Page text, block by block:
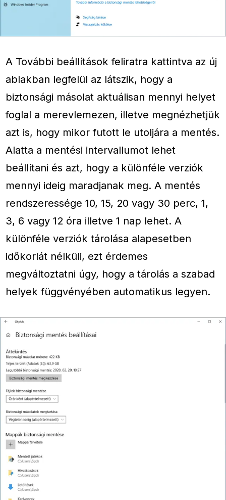
A További beállítások feliratra kattintva az új
ablakban legfelül az látszik, hogy a
biztonsági másolat aktuálisan mennyi helyet
foglal a merevlemezen, illetve megnézhetjük
azt is, hogy mikor futott le utoljára a mentés.
Alatta a mentési intervallumot lehet
beállítani és azt, hogy a különféle verziók
mennyi ideig maradjanak meg. A mentés
rendszeressége 10, 15, 20 vagy 30 perc, 1,
3, 6 vagy 12 óra illetve 1 nap lehet. A
különféle verziók tárolása alapesetben
időkorlát nélküli, ezt érdemes
megváltoztatni úgy, hogy a tárolás a szabad
helyek függvényében automatikus legyen.